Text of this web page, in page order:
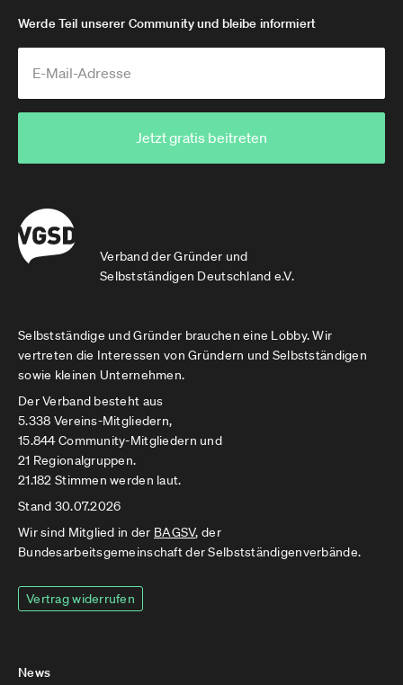
Verband der Gründer und
Selbstständigen Deutschland e.V.
Werde Teil unserer Community und bleibe informiert
Jetzt gratis beitreten
Selbstständige und Gründer brauchen eine Lobby. Wir
vertreten die Interessen von Gründern und Selbstständigen
sowie kleinen Unternehmen.
Der Verband besteht aus
5.338 Vereins-Mitgliedern,
15.844 Community-Mitgliedern und
21 Regionalgruppen.
21.182 Stimmen werden laut.
Stand 30.07.2026
Wir sind Mitglied in der BAGSV, der
Bundesarbeitsgemeinschaft der Selbstständigenverbände.
Vertrag widerrufen
News